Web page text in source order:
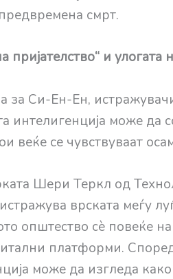
смрт.
пријателство“ и
за Си-Ен-Ен,
интелигенција може да
веќе се чувствуваат
Шери Теркл од
врската меѓу
општество сè повеќе
платформи.
може да изгледа